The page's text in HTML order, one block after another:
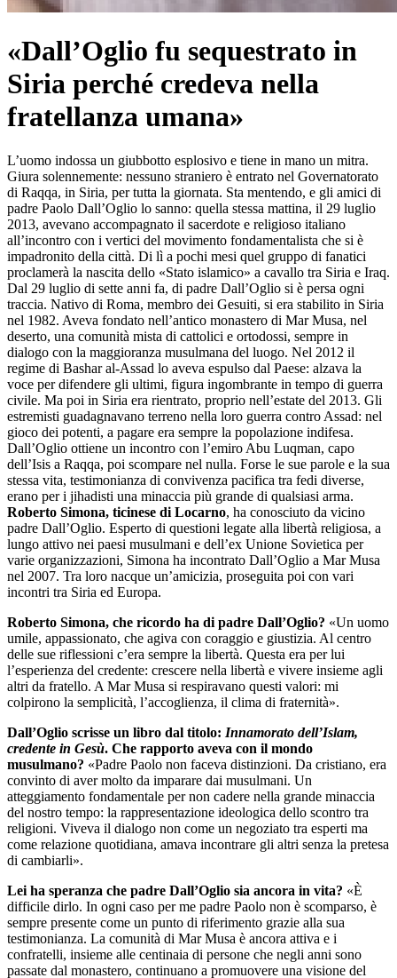
«Dall’Oglio fu sequestrato in
Siria perché credeva nella
fratellanza umana»
L’uomo indossa un giubbotto esplosivo e tiene in mano un mitra.
Giura solennemente: nessuno straniero è entrato nel Governatorato
di Raqqa, in Siria, per tutta la giornata. Sta mentendo, e gli amici di
padre Paolo Dall’Oglio lo sanno: quella stessa mattina, il 29 luglio
2013, avevano accompagnato il sacerdote e religioso italiano
all’incontro con i vertici del movimento fondamentalista che si è
impadronito della città. Di lì a pochi mesi quel gruppo di fanatici
proclamerà la nascita dello «Stato islamico» a cavallo tra Siria e Iraq.
Dal 29 luglio di sette anni fa, di padre Dall’Oglio si è persa ogni
traccia. Nativo di Roma, membro dei Gesuiti, si era stabilito in Siria
nel 1982. Aveva fondato nell’antico monastero di Mar Musa, nel
deserto, una comunità mista di cattolici e ortodossi, sempre in
dialogo con la maggioranza musulmana del luogo. Nel 2012 il
regime di Bashar al-Assad lo aveva espulso dal Paese: alzava la
voce per difendere gli ultimi, figura ingombrante in tempo di guerra
civile. Ma poi in Siria era rientrato, proprio nell’estate del 2013. Gli
estremisti guadagnavano terreno nella loro guerra contro Assad: nel
gioco dei potenti, a pagare era sempre la popolazione indifesa.
Dall’Oglio ottiene un incontro con l’emiro Abu Luqman, capo
dell’Isis a Raqqa, poi scompare nel nulla. Forse le sue parole e la sua
stessa vita, testimonianza di convivenza pacifica tra fedi diverse,
erano per i jihadisti una minaccia più grande di qualsiasi arma.
Roberto Simona, ticinese di Locarno, ha conosciuto da vicino
padre Dall’Oglio. Esperto di questioni legate alla libertà religiosa, a
lungo attivo nei paesi musulmani e dell’ex Unione Sovietica per
varie organizzazioni, Simona ha incontrato Dall’Oglio a Mar Musa
nel 2007. Tra loro nacque un’amicizia, proseguita poi con vari
incontri tra Siria ed Europa.
Roberto Simona, che ricordo ha di padre Dall’Oglio? «Un uomo
umile, appassionato, che agiva con coraggio e giustizia. Al centro
delle sue riflessioni c’era sempre la libertà. Questa era per lui
l’esperienza del credente: crescere nella libertà e vivere insieme agli
altri da fratello. A Mar Musa si respiravano questi valori: mi
colpirono la semplicità, l’accoglienza, il clima di fraternità».
Dall’Oglio scrisse un libro dal titolo: Innamorato dell’Islam,
credente in Gesù. Che rapporto aveva con il mondo
musulmano? «Padre Paolo non faceva distinzioni. Da cristiano, era
convinto di aver molto da imparare dai musulmani. Un
atteggiamento fondamentale per non cadere nella grande minaccia
del nostro tempo: la rappresentazione ideologica dello scontro tra
religioni. Viveva il dialogo non come un negoziato tra esperti ma
come relazione quotidiana, amava incontrare gli altri senza la pretesa
di cambiarli».
Lei ha speranza che padre Dall’Oglio sia ancora in vita? «È
difficile dirlo. In ogni caso per me padre Paolo non è scomparso, è
sempre presente come un punto di riferimento grazie alla sua
testimonianza. La comunità di Mar Musa è ancora attiva e i
confratelli, insieme alle centinaia di persone che negli anni sono
passate dal monastero, continuano a promuovere una visione del